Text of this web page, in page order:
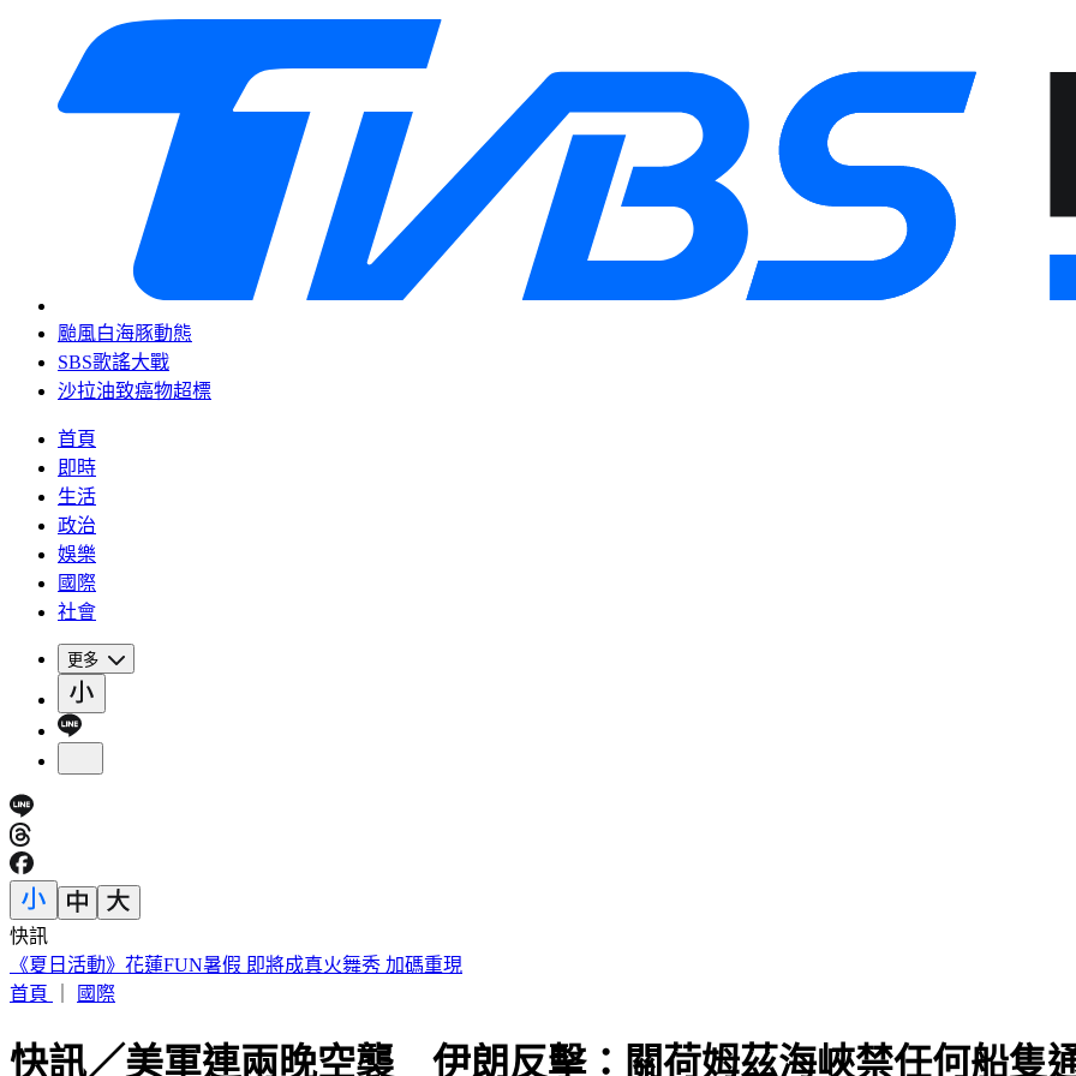
颱風白海豚動態
SBS歌謠大戰
沙拉油致癌物超標
首頁
即時
生活
政治
娛樂
國際
社會
更多
快訊
《夏日活動》花蓮FUN暑假 即將成真火舞秀 加碼重現
首頁
國際
快訊／美軍連兩晚空襲 伊朗反擊：關荷姆茲海峽禁任何船隻